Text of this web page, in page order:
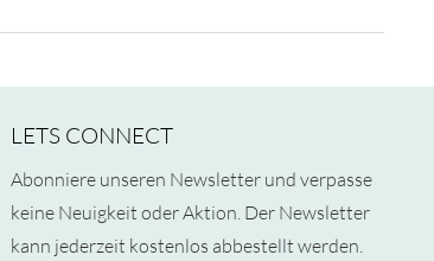
LETS CONNECT
Abonniere unseren Newsletter und verpasse
keine Neuigkeit oder Aktion. Der Newsletter
kann jederzeit kostenlos abbestellt werden.